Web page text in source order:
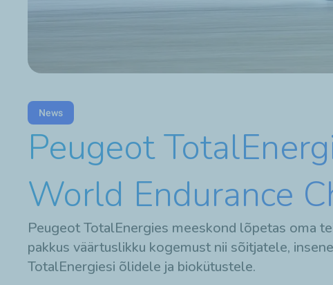
News
Peugeot
World Endurance
Peugeot TotalEnergies meeskond lõpetas oma
pakkus väärtuslikku kogemust nii sõitjatele,
TotalEnergiesi õlidele ja biokütustele.